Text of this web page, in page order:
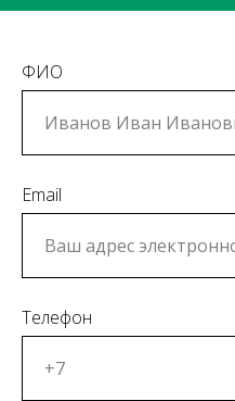
ФИО
Email
Телефон